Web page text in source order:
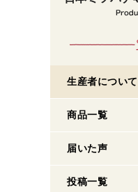
生産者について
商品一覧
届いた声
投稿一覧